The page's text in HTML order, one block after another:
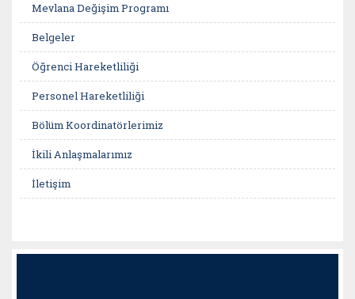
Mevlana Değişim Programı
Belgeler
Öğrenci Hareketliliği
Personel Hareketliliği
Bölüm Koordinatörlerimiz
İkili Anlaşmalarımız
İletişim